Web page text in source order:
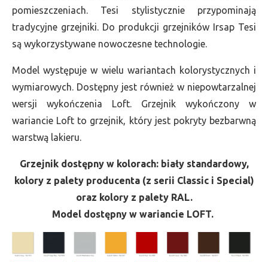
pomieszczeniach. Tesi stylistycznie przypominają
tradycyjne grzejniki. Do produkcji grzejników Irsap Tesi
są wykorzystywane nowoczesne technologie.
Model występuje w wielu wariantach kolorystycznych i
wymiarowych. Dostępny jest również w niepowtarzalnej
wersji wykończenia Loft. Grzejnik wykończony w
wariancie Loft to grzejnik, który jest pokryty bezbarwną
warstwą lakieru.
Grzejnik dostępny w kolorach: biały standardowy,
kolory z palety producenta (z serii Classic i Special)
oraz kolory z palety RAL.
Model dostępny w wariancie LOFT.